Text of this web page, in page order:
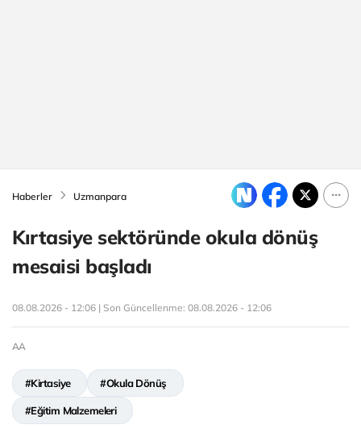
Haberler Uzmanpara
Kırtasiye sektöründe okula dönüş
mesaisi başladı
08.08.2026 - 12:06 | Son Güncellenme: 08.08.2026 - 12:06
AA
#Kirtasiye #Okula Dönüş
#Eğitim Malzemeleri